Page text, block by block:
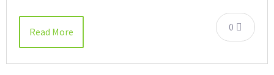
0
Read More